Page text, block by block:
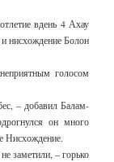
вдень 4 Ахау
нисхождение Болон
голосом
– добавил Балам-
он много
Нисхождение.
заметили, – горько